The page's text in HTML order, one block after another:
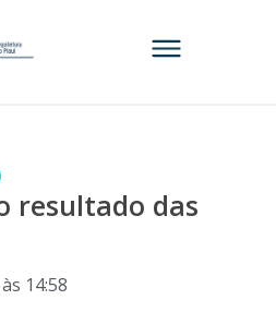
resultado das
14:58